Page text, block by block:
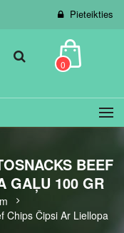
Pieteikties
0
BEEF
GAĻU 100 GR
Chips Čipsi Ar Liellopa